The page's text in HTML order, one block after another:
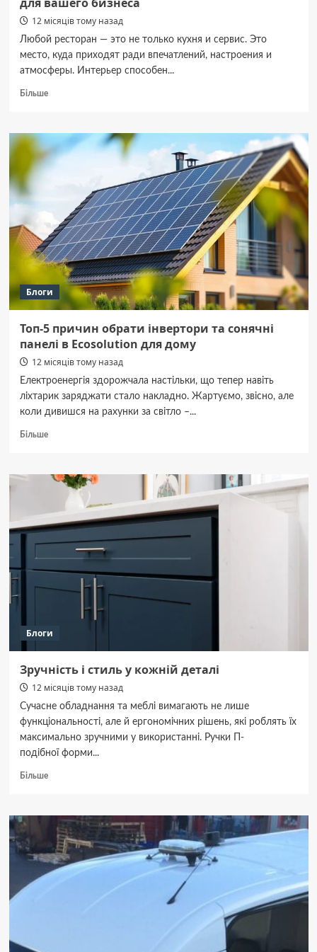
12 місяців тому назад
Любой ресторан — это не только кухня и сервис. Это
место, куда приходят ради впечатлений, настроения и
атмосферы. Интерьер способен...
БільшеДокладніше
выбрать
лучшие
дизайны
бизнеса
Блоги
Топ-5 причин обрати інвертори та сонячні
панелі в Ecosolution для дому
12 місяців тому назад
Електроенергія здорожчала настільки, що тепер навіть
ліхтарик заряджати стало накладно. Жартуємо, звісно, але
коли дивишся на рахунки за світло –...
БільшеДокладніше
причин
обрати
інвертори
та
сонячні
панелі
дому
Блоги
Зручність і стиль у кожній деталі
12 місяців тому назад
Сучасне обладнання та меблі вимагають не лише
функціональності, але й ергономічних рішень, які роблять їх
максимально зручними у використанні. Ручки П-
подібної форми...
БільшеДокладніше
і
стиль
кожній
деталі